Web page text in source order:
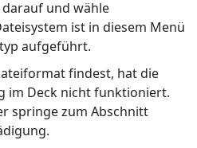
darauf und wähle
ist in diesem Menü
aufgeführt.
findest, hat die
im Deck nicht funktioniert.
springe zum Abschnitt